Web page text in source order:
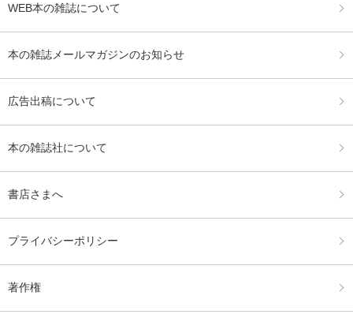
WEB本の雑誌について
本の雑誌メールマガジンのお知らせ
広告出稿について
本の雑誌社について
書店さまへ
プライバシーポリシー
著作権